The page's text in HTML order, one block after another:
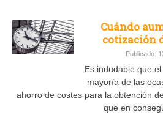
Cuándo
cotización
Publicado:
Es indudable que
mayoría de las
ahorro de costes para la obtención
que en